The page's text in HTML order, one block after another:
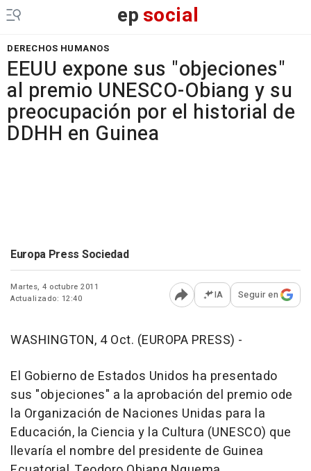
epsocial
DERECHOS HUMANOS
EEUU expone sus "objeciones"
al premio UNESCO-Obiang y su
preocupación por el historial de
DDHH en Guinea
Europa Press Sociedad
Martes, 4 octubre 2011
Actualizado: 12:40
Abrir opciones para
IA Seguir en
WASHINGTON, 4 Oct. (EUROPA PRESS) -
El Gobierno de Estados Unidos ha presentado
sus "objeciones" a la aprobación del premio ode
la Organización de Naciones Unidas para la
Educación, la Ciencia y la Cultura (UNESCO) que
llevaría el nombre del presidente de Guinea